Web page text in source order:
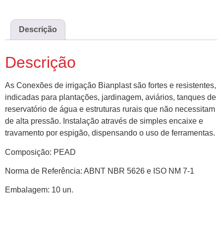
Descrição
Descrição
As Conexões de irrigação Bianplast são fortes e resistentes,
indicadas para plantações, jardinagem, aviários, tanques de
reservatório de água e estruturas rurais que não necessitam
de alta pressão. Instalação através de simples encaixe e
travamento por espigão, dispensando o uso de ferramentas.
Composição: PEAD
Norma de Referência: ABNT NBR 5626 e ISO NM 7-1
Embalagem: 10 un.